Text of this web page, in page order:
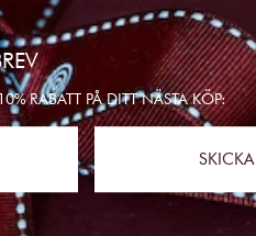
RABATT PÅ DITT NÄSTA KÖP:
SKICKA